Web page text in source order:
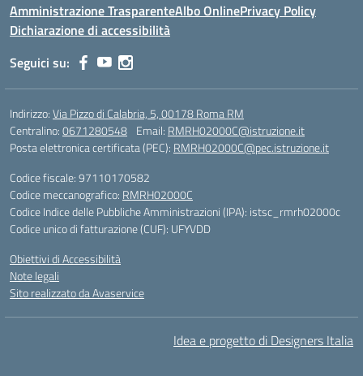
Amministrazione TrasparenteAlbo OnlinePrivacy Policy
Dichiarazione di accessibilità
Seguici su:
Indirizzo:Via Pizzo di Calabria, 5, 00178 Roma RM
Centralino:0671280548 Email: RMRH02000C@istruzione.it
Posta elettronica certificata (PEC): RMRH02000C@pec.istruzione.it
Codice fiscale: 97110170582
Codice meccanografico: RMRH02000C
Codice Indice delle Pubbliche Amministrazioni (IPA): istsc_rmrh02000c
Codice unico di fatturazione (CUF): UFYVDD
Obiettivi di Accessibilità
Note legali
Sito realizzato da Avaservice
Idea e progetto di Designers Italia